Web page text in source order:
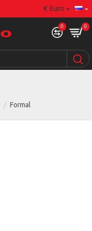
€ Euro
0 0
Formal